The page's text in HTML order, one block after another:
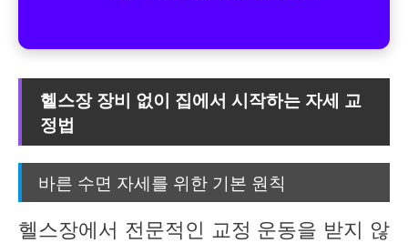
헬스장 장비 없이 집에서 시작하는 자세 교
정법
바른 수면 자세를 위한 기본 원칙
헬스장에서 전문적인 교정 운동을 받지 않